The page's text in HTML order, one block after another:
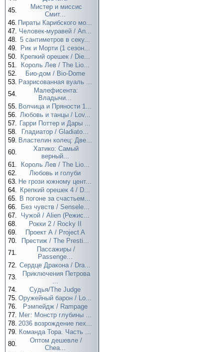
45.
Мистер и миссис
Смит...
46. Пираты Карибского мо...
47. Человек-муравей / An...
48. 5 сантиметров в секу...
49.
Рик и Морти (1 сезон...
50.
Крепкий орешек / Die...
51.
Король Лев / The Lio...
52.
Био-дом / Bio-Dome
53. Разрисованная вуаль ...
54.
Малефисента:
Владычи...
55. Волчица и Пряности 1...
56. Любовь и танцы / Lov...
57. Гарри Поттер и Дары ...
58.
Гладиатор / Gladiato...
59. Властелин колец: Две...
60.
Хатико: Самый
верный...
61.
Король Лев / The Lio...
62.
Любовь и голуби
63. Не грози южному цент...
64. Крепкий орешек 4 / D...
65. В погоне за счастьем...
66.
Без чувств / Sensele...
67.
Чужой / Alien (Режис...
68.
Рокки 2 / Rocky II
69.
Проект А / Project A
70.
Престиж / The Presti...
71.
Пассажиры /
Passenge...
72. Сердце Дракона / Dra...
73.
Приключения Петрова
...
74.
Судья/The Judge
75. Оружейный барон / Lo...
76.
Рэмпейдж / Rampage
77. Мег: Монстр глубины ...
78. 2036 возрождение nex...
79. Команда Тора. Часть ...
80.
Оптом дешевле /
Chea...